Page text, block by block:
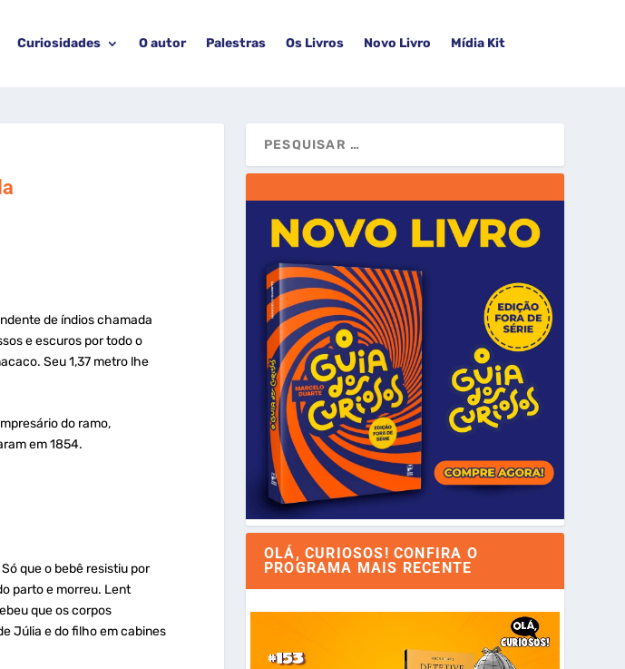
Curiosidades O autor Palestras Os Livros Novo Livro Mídia Kit
de índios chamada
e escuros por todo o
Seu 1,37 metro lhe
do ramo,
em 1854.
que o bebê resistiu por
parto e morreu. Lent
que os corpos
Júlia e do filho em cabines
OLÁ, CURIOSOS! CONFIRA O
PROGRAMA MAIS RECENTE